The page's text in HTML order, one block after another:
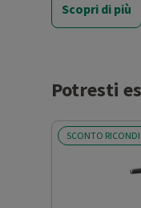
Potenza Motore
Scopri di più
Potresti
SCONTO